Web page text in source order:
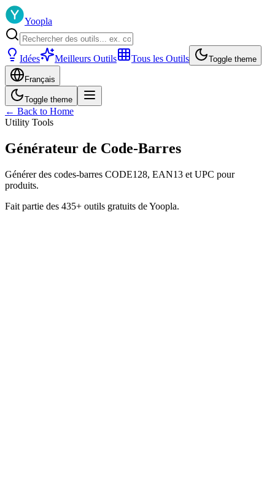
Yoopla
Idées Meilleurs Outils Tous les Outils Toggle theme
Français
Toggle theme
← Back to Home
Utility Tools
Générateur de Code-Barres
Générer des codes-barres CODE128, EAN13 et UPC pour
produits.
Fait partie des 435+ outils gratuits de Yoopla.